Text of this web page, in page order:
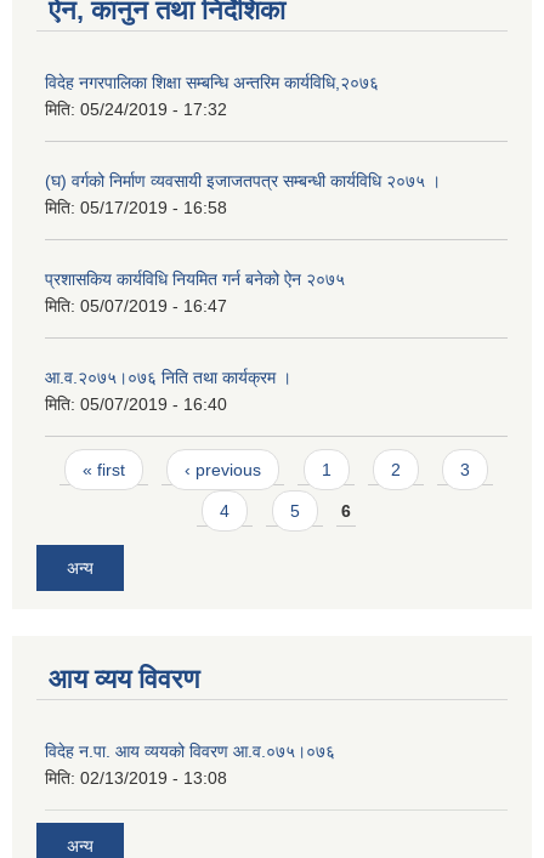
ऐन, कानुन तथा निर्देशिका
विदेह नगरपालिका शिक्षा सम्बन्धि अन्तरिम कार्यविधि,२०७६
मिति: 05/24/2019 - 17:32
(घ) वर्गको निर्माण व्यवसायी इजाजतपत्र सम्बन्धी कार्यविधि २०७५ ।
मिति: 05/17/2019 - 16:58
प्रशासकिय कार्यविधि नियमित गर्न बनेको ऐन २०७५
मिति: 05/07/2019 - 16:47
आ.व.२०७५।०७६ निति तथा कार्यक्रम ।
मिति: 05/07/2019 - 16:40
Pages
« first ‹ previous 1 2 3
4 5 6
अन्य
आय व्यय विवरण
विदेह न.पा. आय व्ययको विवरण आ.व.०७५।०७६
मिति: 02/13/2019 - 13:08
अन्य